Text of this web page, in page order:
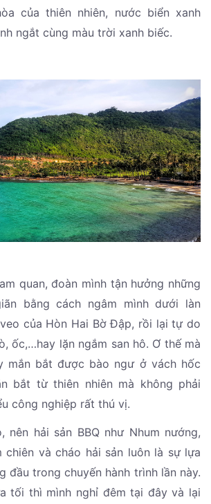
của thiên nhiên, nước biển xanh
ngắt cùng màu trời xanh biếc.
quan, đoàn mình tận hưởng những
bằng cách ngâm mình dưới làn
của Hòn Hai Bờ Đập, rồi lại tự do
ốc,…hay lặn ngắm san hô. Ơ thế mà
mắn bắt được bào ngư ở vách hốc
bắt từ thiên nhiên mà không phải
công nghiệp rất thú vị.
nên hải sản BBQ như Nhum nướng,
chiên và cháo hải sản luôn là sự lựa
đầu trong chuyến hành trình lần này.
tối thì mình nghỉ đêm tại đây và lại